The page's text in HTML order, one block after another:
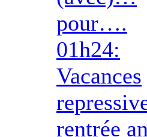
pour….
01h24:
Vacances
rentrée